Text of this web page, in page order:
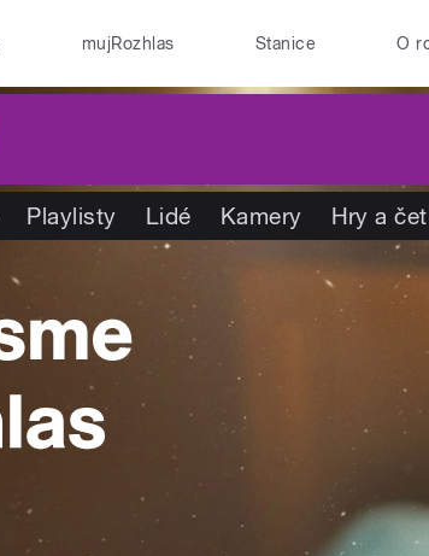
mujRozhlas Stanice O
Playlisty Lidé Kamery Hry a